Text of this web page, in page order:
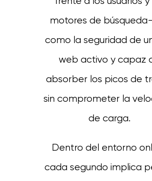
motores de
como la seguridad de
web activo y capaz
absorber los picos de
sin comprometer la
de carga.
Dentro del entorno
cada segundo implica